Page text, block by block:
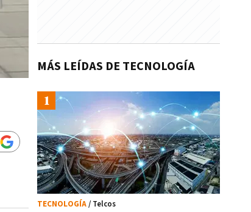
MÁS LEÍDAS DE TECNOLOGÍA
TECNOLOGÍA/ Telcos